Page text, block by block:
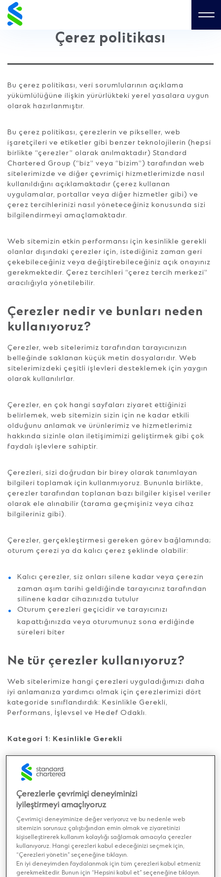
Skip
to
content
Çerez politikası
Bu çerez politikası, veri sorumlularının açıklama
yükümlülüğüne ilişkin yürürlükteki yerel yasalara uygun
olarak hazırlanmıştır.
Bu çerez politikası, çerezlerin ve pikseller, web
işaretçileri ve etiketler gibi benzer teknolojilerin (hepsi
birlikte “çerezler” olarak anılmaktadır) Standard
Chartered Group (“biz” veya “bizim”) tarafından web
sitelerimizde ve diğer çevrimiçi hizmetlerimizde nasıl
kullanıldığını açıklamaktadır (çerez kullanan
uygulamalar, portallar veya diğer hizmetler gibi) ve
çerez tercihlerinizi nasıl yöneteceğiniz konusunda sizi
bilgilendirmeyi amaçlamaktadır.
Web sitemizin etkin performansı için kesinlikle gerekli
olanlar dışındaki çerezler için, istediğiniz zaman geri
çekebileceğiniz veya değiştirebileceğiniz açık onayınız
gerekmektedir. Çerez tercihleri “çerez tercih merkezi”
aracılığıyla yönetilebilir.
Çerezler nedir ve bunları neden
kullanıyoruz?
Çerezler, web sitelerimiz tarafından tarayıcınızın
belleğinde saklanan küçük metin dosyalarıdır. Web
sitelerimizdeki çeşitli işlevleri desteklemek için yaygın
olarak kullanılırlar.
Çerezler, en çok hangi sayfaları ziyaret ettiğinizi
belirlemek, web sitemizin sizin için ne kadar etkili
olduğunu anlamak ve ürünlerimiz ve hizmetlerimiz
hakkında sizinle olan iletişimimizi geliştirmek gibi çok
faydalı işlevlere sahiptir.
Çerezleri, sizi doğrudan bir birey olarak tanımlayan
bilgileri toplamak için kullanmıyoruz. Bununla birlikte,
çerezler tarafından toplanan bazı bilgiler kişisel veriler
olarak ele alınabilir (tarama geçmişiniz veya cihaz
bilgileriniz gibi).
Çerezler, gerçekleştirmesi gereken görev bağlamında;
oturum çerezi ya da kalıcı çerez şeklinde olabilir:
Kalıcı çerezler, siz onları silene kadar veya çerezin
zaman aşım tarihi geldiğinde tarayıcınız tarafından
silinene kadar cihazınızda tutulur
Oturum çerezleri geçicidir ve tarayıcınızı
kapattığınızda veya oturumunuz sona erdiğinde
süreleri biter
Ne tür çerezler kullanıyoruz?
Web sitelerimize hangi çerezleri uyguladığımızı daha
iyi anlamanıza yardımcı olmak için çerezlerimizi dört
kategoride sınıflandırdık: Kesinlikle Gerekli,
Performans, İşlevsel ve Hedef Odaklı.
Kategori 1: Kesinlikle Gerekli
Bu çerezler, web sitemizin işleyişi ve gezinme
deneyiminiz için gereklidir ve kimlik doğrulama ve
Bu çerezler tarafından toplanan bilgileri şu amaçlarla
kullanıyoruz:
Web sitelerimizin doğru çalıştığını ve size güvenilir
bir şekilde içerik sunduğunu gözlemlemek
Gerektiğinde, tekrar girmemek için bilgilerinizi
Çerezlerle çevrimiçi deneyiminizi
iyileştirmeyi amaçlıyoruz
Çevrimiçi deneyiminize değer veriyoruz ve bu nedenle web
sitemizin sorunsuz çalıştığından emin olmak ve ziyaretinizi
kişiselleştirerek kullanım kolaylığı sağlamak amacıyla çerezler
kullanıyoruz. Hangi çerezleri kabul edeceğinizi seçmek için,
“Çerezleri yönetin” seçeneğine tıklayın.
En iyi deneyimden faydalanmak için tüm çerezleri kabul etmeniz
gerekmektedir. Bunun için “Hepsini kabul et” seçeneğine tıklayın.